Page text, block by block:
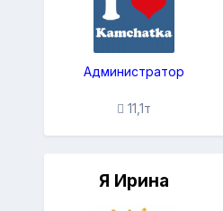
Администратор
11,1т
Я Ирина